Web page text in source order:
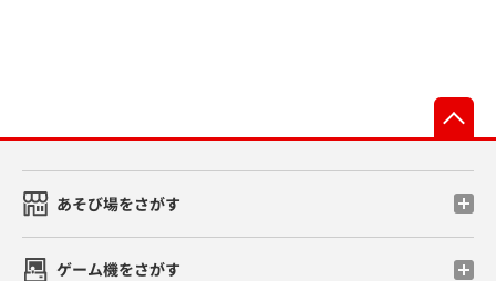
あそび場をさがす
ゲーム機をさがす